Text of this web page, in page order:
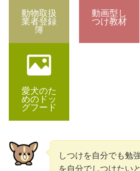
動物取扱
業者登録
簿
動画型し
つけ教材
愛犬のた
めのドッ
グフード
しつけを自分でも勉
を自分でしつけたい